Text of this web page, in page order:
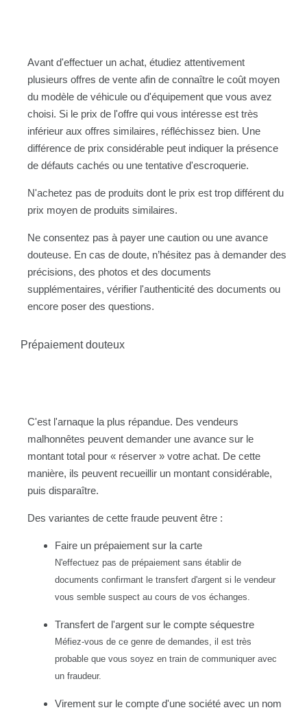
Avant d'effectuer un achat, étudiez attentivement
plusieurs offres de vente afin de connaître le coût moyen
du modèle de véhicule ou d'équipement que vous avez
choisi. Si le prix de l'offre qui vous intéresse est très
inférieur aux offres similaires, réfléchissez bien. Une
différence de prix considérable peut indiquer la présence
de défauts cachés ou une tentative d'escroquerie.
N'achetez pas de produits dont le prix est trop différent du
prix moyen de produits similaires.
Ne consentez pas à payer une caution ou une avance
douteuse. En cas de doute, n’hésitez pas à demander des
précisions, des photos et des documents
supplémentaires, vérifier l'authenticité des documents ou
encore poser des questions.
Prépaiement douteux
C'est l'arnaque la plus répandue. Des vendeurs
malhonnêtes peuvent demander une avance sur le
montant total pour « réserver » votre achat. De cette
manière, ils peuvent recueillir un montant considérable,
puis disparaître.
Des variantes de cette fraude peuvent être :
Faire un prépaiement sur la carte
N'effectuez pas de prépaiement sans établir de
documents confirmant le transfert d'argent si le vendeur
vous semble suspect au cours de vos échanges.
Transfert de l'argent sur le compte séquestre
Méfiez-vous de ce genre de demandes, il est très
probable que vous soyez en train de communiquer avec
un fraudeur.
Virement sur le compte d'une société avec un nom